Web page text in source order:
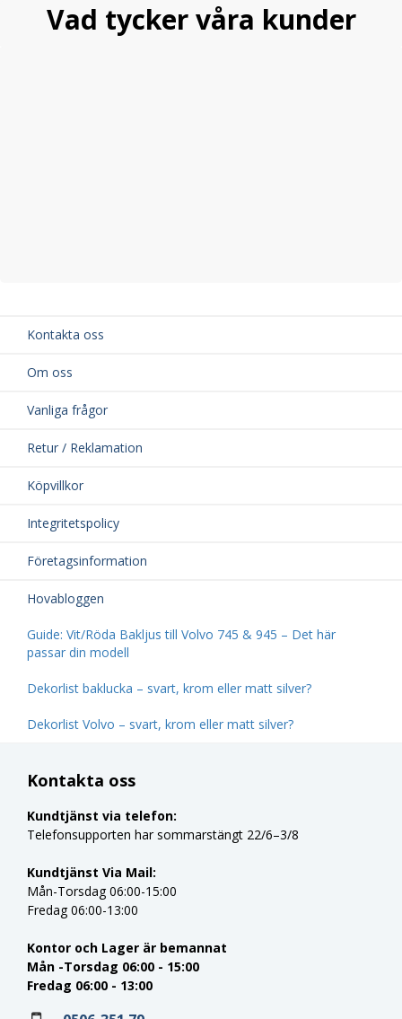
Vad tycker våra kunder
Kontakta oss
Om oss
Vanliga frågor
Retur / Reklamation
Köpvillkor
Integritetspolicy
Företagsinformation
Hovabloggen
Guide: Vit/Röda Bakljus till Volvo 745 & 945 – Det här
passar din modell
Dekorlist baklucka – svart, krom eller matt silver?
Dekorlist Volvo – svart, krom eller matt silver?
Kontakta oss
Kundtjänst via telefon:
Telefonsupporten har sommarstängt 22/6–3/8
Kundtjänst Via Mail:
Mån-Torsdag 06:00-15:00
Fredag 06:00-13:00
Kontor och Lager är bemannat
Mån -Torsdag 06:00 - 15:00
Fredag 06:00 - 13:00